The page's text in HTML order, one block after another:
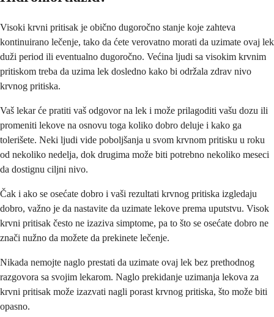
Visoki krvni pritisak je obično dugoročno stanje koje zahteva
kontinuirano lečenje, tako da ćete verovatno morati da uzimate ovaj lek
duži period ili eventualno dugoročno. Većina ljudi sa visokim krvnim
pritiskom treba da uzima lek dosledno kako bi održala zdrav nivo
krvnog pritiska.
Vaš lekar će pratiti vaš odgovor na lek i može prilagoditi vašu dozu ili
promeniti lekove na osnovu toga koliko dobro deluje i kako ga
tolerišete. Neki ljudi vide poboljšanja u svom krvnom pritisku u roku
od nekoliko nedelja, dok drugima može biti potrebno nekoliko meseci
da dostignu ciljni nivo.
Čak i ako se osećate dobro i vaši rezultati krvnog pritiska izgledaju
dobro, važno je da nastavite da uzimate lekove prema uputstvu. Visok
krvni pritisak često ne izaziva simptome, pa to što se osećate dobro ne
znači nužno da možete da prekinete lečenje.
Nikada nemojte naglo prestati da uzimate ovaj lek bez prethodnog
razgovora sa svojim lekarom. Naglo prekidanje uzimanja lekova za
krvni pritisak može izazvati nagli porast krvnog pritiska, što može biti
opasno.